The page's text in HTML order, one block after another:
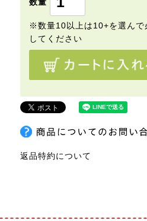
返品特約について